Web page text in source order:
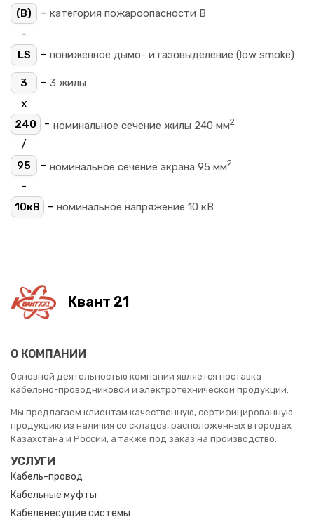
(B)
- категория пожароопасности B
-
LS - пониженное дымо- и газовыделение (low smoke)
3 - 3 жилы
х
240 - номинальное сечение жилы 240 мм2
/
95 - номинальное сечение экрана 95 мм2
-
10кВ - номинальное напряжение 10 кВ
Квант 21
О КОМПАНИИ
Основной деятельностью компании является поставка
кабельно-проводниковой и электротехнической продукции.
Мы предлагаем клиентам качественную, сертифицированную
продукцию из наличия со складов, расположенных в городах
Казахстана и России, а также под заказ на производство.
УСЛУГИ
Кабель-провод
Кабельные муфты
Кабеленесущие системы